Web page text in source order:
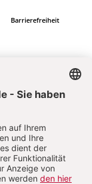
Barrierefreiheit